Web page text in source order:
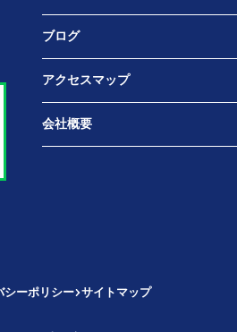
ブログ
アクセスマップ
会社概要
シーポリシー サイトマップ